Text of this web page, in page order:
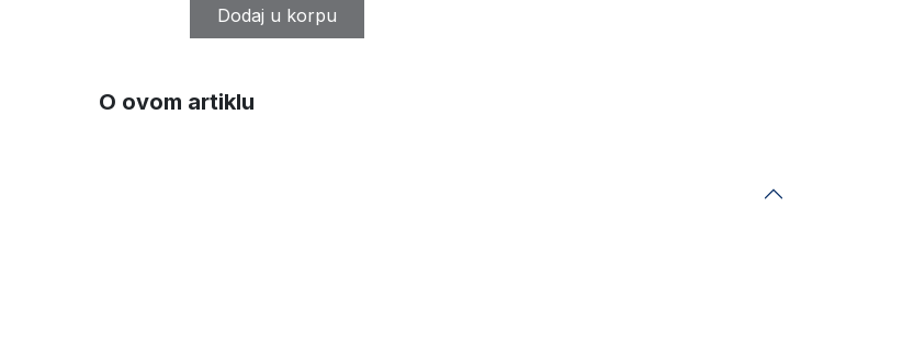
Dodaj u korpu
O ovom artiklu